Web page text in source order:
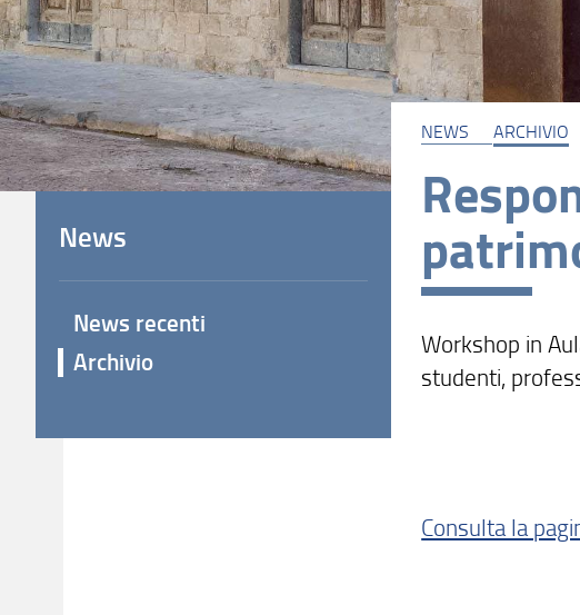
NEWS ARCHIVIO
Workshop in
studenti,
Consulta la
News
News recenti
Archivio